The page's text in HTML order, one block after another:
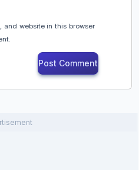
and website in this browser